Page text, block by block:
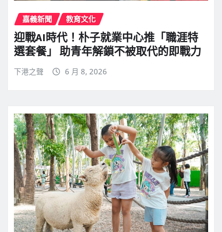
嘉義新聞 教育文化
迎戰AI時代！朴子就業中心推「職涯特
選套餐」 助青年解鎖不被取代的即戰力
下港之聲 6 月 8, 2026